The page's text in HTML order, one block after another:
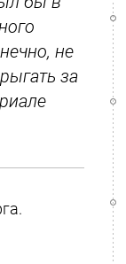
не
за